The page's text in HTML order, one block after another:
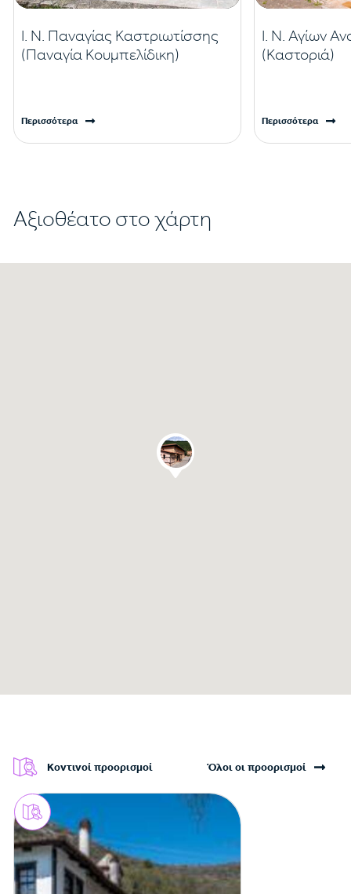
Ι. Ν. Παναγίας Καστριωτίσσης
(Παναγία Κουμπελίδικη)
Περισσότερα
Ι. Ν. Αγίων
(Καστοριά)
Περισσότερα
Αξιοθέατο στο χάρτη
Κοντινοί προορισμοί Όλοι οι προορισμοί